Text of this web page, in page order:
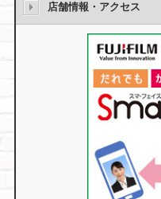
店舗情報・アクセス